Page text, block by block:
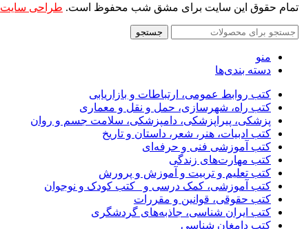
تمام حقوق این سایت برای مشق شب محفوظ است. طراحی سایت
جستجو
منو
دسته بندی‌ها
کتب روابط عمومی، ارتباطات و بازاریابی
کتب راه، شهرسازی، حمل و نقل و معماری
پزشکی، پیراپزشکی، دامپزشکی، سلامت جسم و روان
کتب ادبیات، هنر، شعر، داستان و تاریخ
کتب آموزشی فنی و حرفه‌ای
کتب مهارت‌های زندگی
کتب تعلیم و تربیت و آموزش و پرورش
کتب آموزشی، کمک درسی و _کتب کودک و نوجوان
کتب حقوقی، قوانین و مقررات
کتب ایران شناسی، جاذبه‌های گردشگری
کتب دامغان شناسی